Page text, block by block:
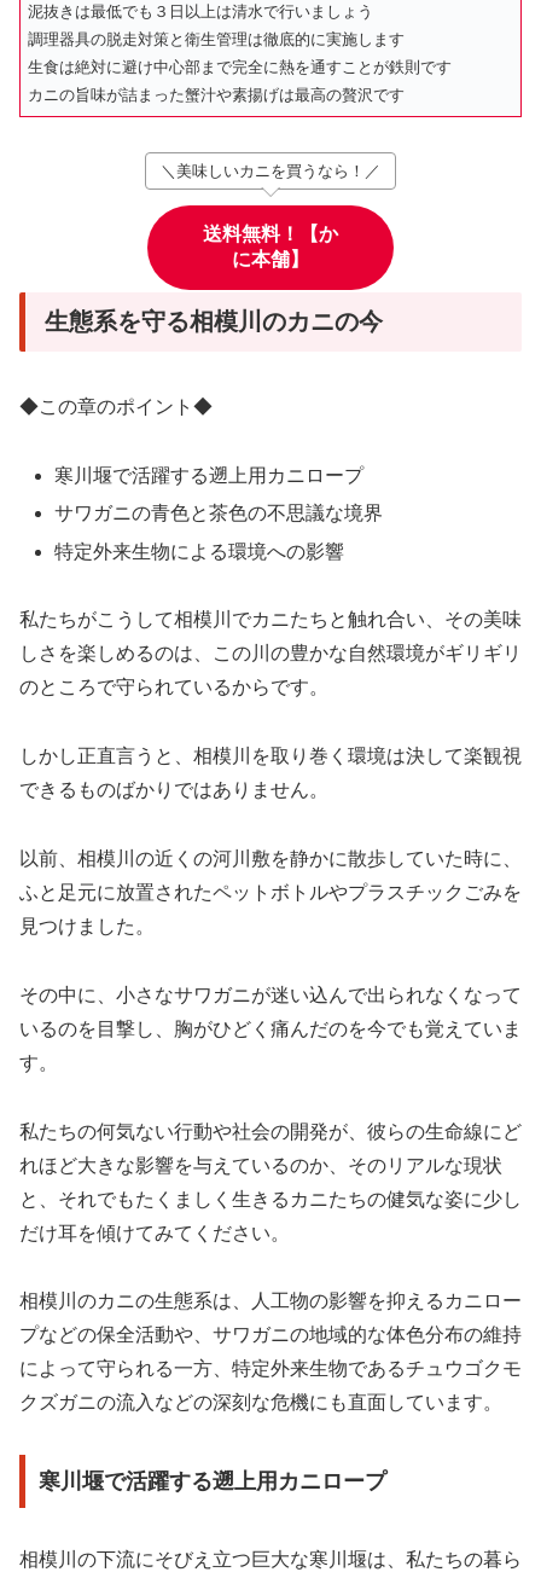
泥抜きは最低でも３日以上は清水で行いましょう
調理器具の脱走対策と衛生管理は徹底的に実施します
生食は絶対に避け中心部まで完全に熱を通すことが鉄則です
カニの旨味が詰まった蟹汁や素揚げは最高の贅沢です
＼美味しいカニを買うなら！／
送料無料！【か
に本舗】
生態系を守る相模川のカニの今
◆この章のポイント◆
寒川堰で活躍する遡上用カニロープ
サワガニの青色と茶色の不思議な境界
特定外来生物による環境への影響
私たちがこうして相模川でカニたちと触れ合い、その美味
しさを楽しめるのは、この川の豊かな自然環境がギリギリ
のところで守られているからです。
しかし正直言うと、相模川を取り巻く環境は決して楽観視
できるものばかりではありません。
以前、相模川の近くの河川敷を静かに散歩していた時に、
ふと足元に放置されたペットボトルやプラスチックごみを
見つけました。
その中に、小さなサワガニが迷い込んで出られなくなって
いるのを目撃し、胸がひどく痛んだのを今でも覚えていま
す。
私たちの何気ない行動や社会の開発が、彼らの生命線にど
れほど大きな影響を与えているのか、そのリアルな現状
と、それでもたくましく生きるカニたちの健気な姿に少し
だけ耳を傾けてみてください。
相模川のカニの生態系は、人工物の影響を抑えるカニロー
プなどの保全活動や、サワガニの地域的な体色分布の維持
によって守られる一方、特定外来生物であるチュウゴクモ
クズガニの流入などの深刻な危機にも直面しています。
寒川堰で活躍する遡上用カニロープ
相模川の下流にそびえ立つ巨大な寒川堰は、私たちの暮ら